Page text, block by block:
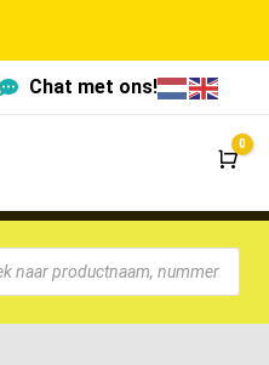
Chat met ons!
0